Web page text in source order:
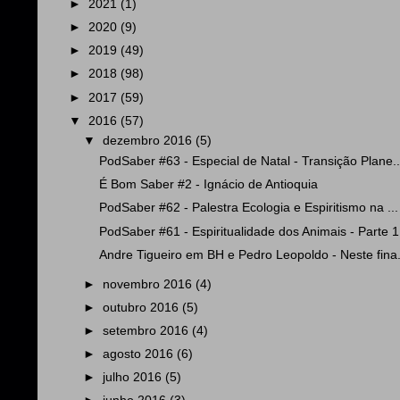
► 2021 (1)
► 2020 (9)
► 2019 (49)
► 2018 (98)
► 2017 (59)
▼ 2016 (57)
▼dezembro 2016 (5)
PodSaber #63 - Especial de Natal - Transição
É Bom Saber #2 - Ignácio de Antioquia
PodSaber #62 - Palestra Ecologia e Espiritismo na ...
PodSaber #61 - Espiritualidade dos Animais - Parte 1
Andre Tigueiro em BH e Pedro Leopoldo - Neste
► novembro 2016 (4)
►outubro 2016 (5)
►setembro 2016 (4)
►agosto 2016 (6)
► julho 2016 (5)